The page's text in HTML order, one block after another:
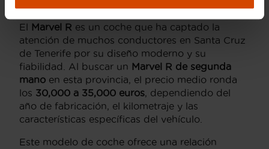
El Marvel R es un coche que ha captado la
atención de muchos conductores en Santa Cruz
de Tenerife por su diseño moderno y su
fiabilidad. Al buscar un Marvel R de segunda
mano en esta provincia, el precio medio ronda
los 30,000 a 35,000 euros, dependiendo del
año de fabricación, el kilometraje y las
características específicas del vehículo.
Este modelo de coche ofrece una relación